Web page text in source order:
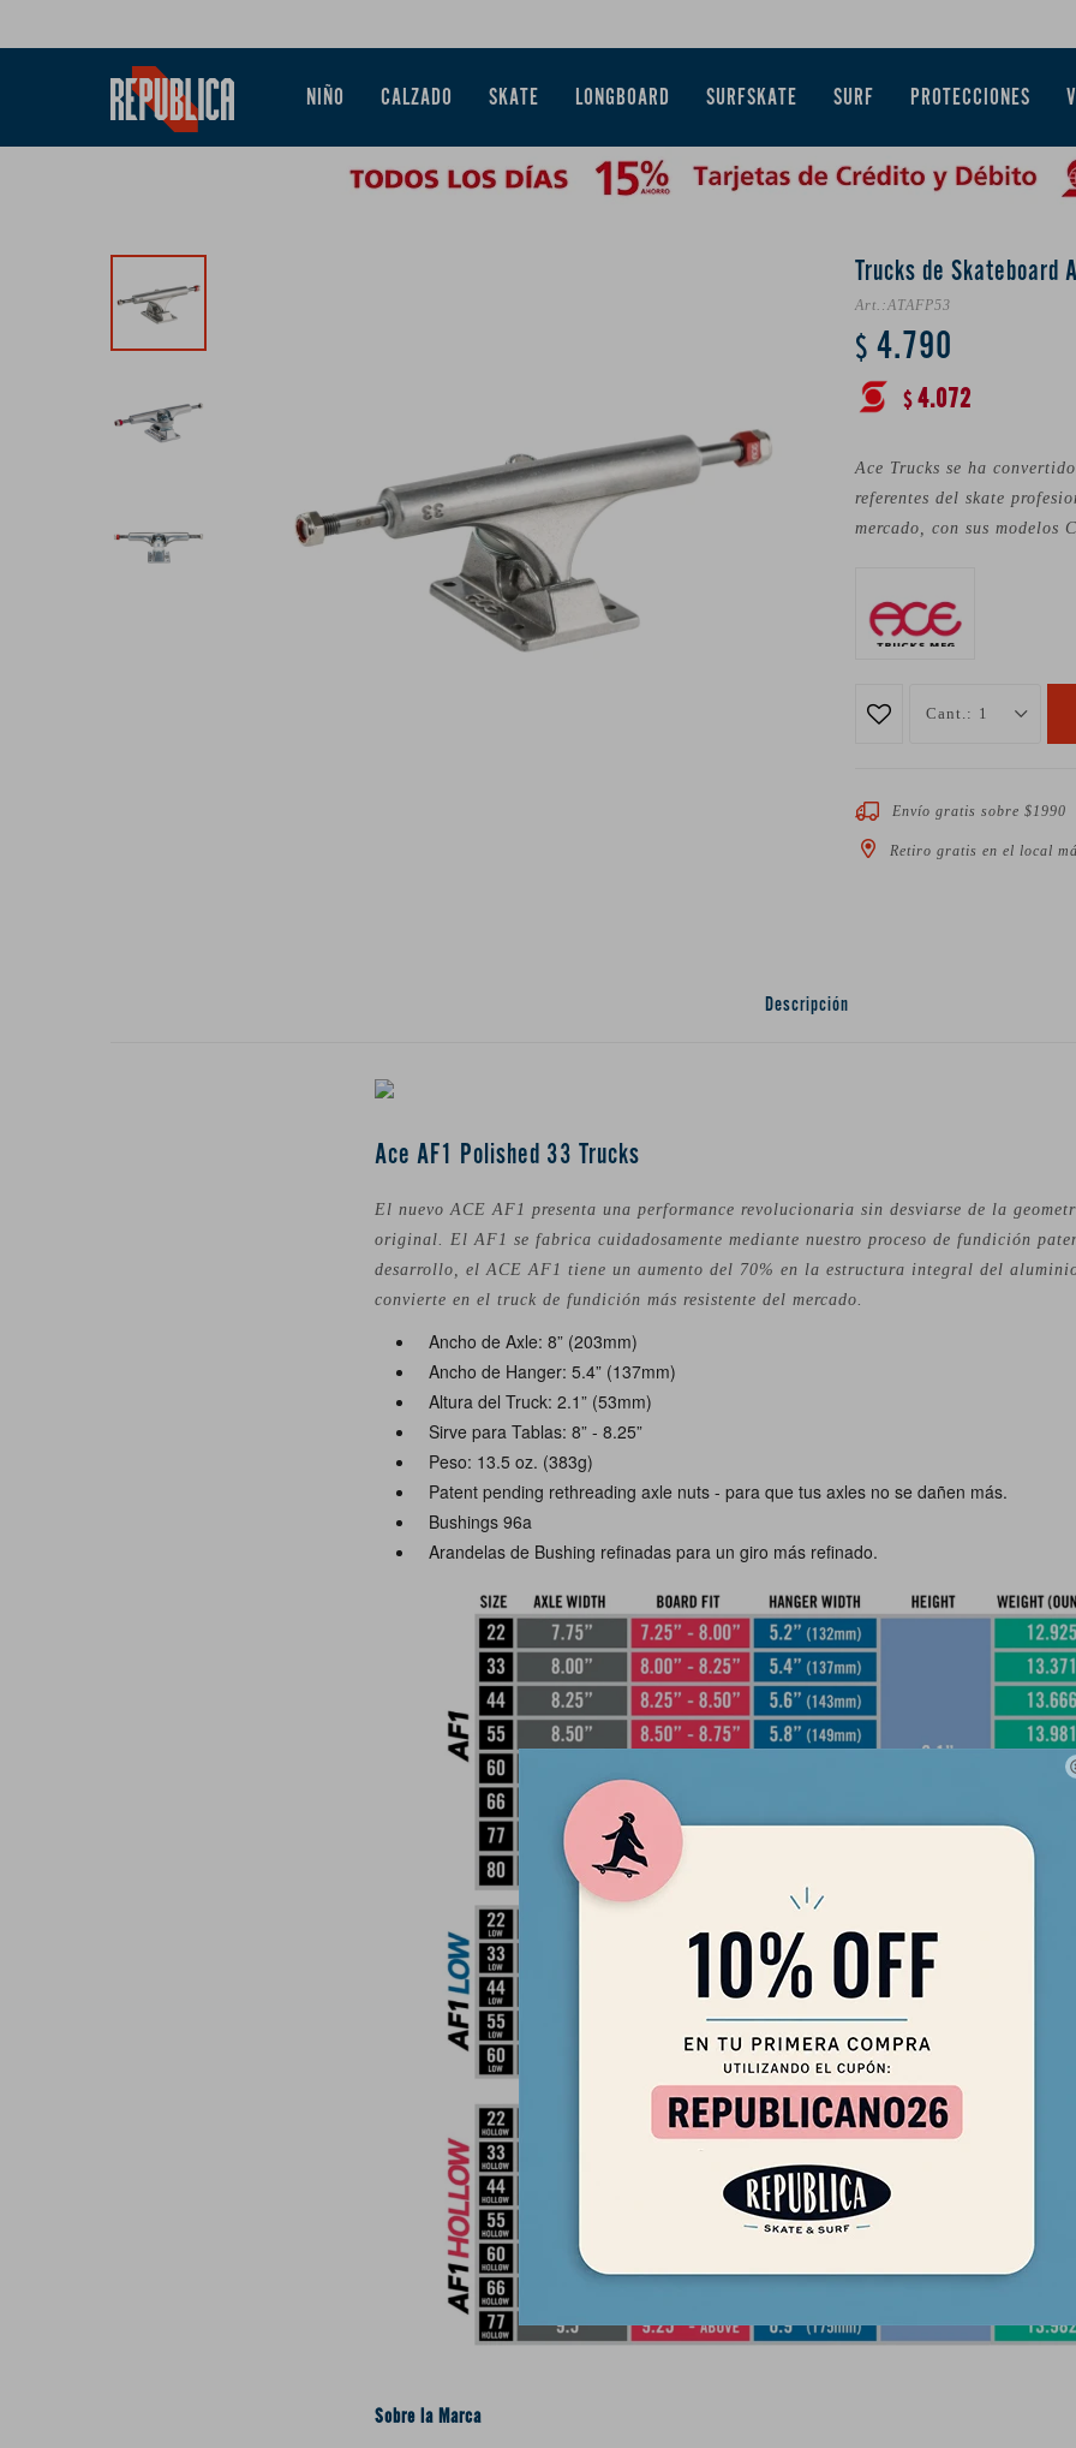
NIÑO CALZADO SKATE LONGBOARD SURFSKATE SURF PROTECCIONES
Trucks de Skateboard
ATAFP53
$ 4.790
$4.072
Ace Trucks se ha
referentes del skate
mercado, con sus modelos
1
Envío gratis sobre $1990
Retiro gratis en el local
Descripción
Ace AF1 Polished 33 Trucks
El nuevo ACE AF1 presenta una performance revolucionaria sin desviarse de la
original. El AF1 se fabrica cuidadosamente mediante nuestro proceso de fundición
desarrollo, el ACE AF1 tiene un aumento del 70% en la estructura integral del
convierte en el truck de fundición más resistente del mercado.
Ancho de Axle: 8” (203mm)
Ancho de Hanger: 5.4” (137mm)
Altura del Truck: 2.1” (53mm)
Sirve para Tablas: 8” - 8.25”
Peso: 13.5 oz. (383g)
Patent pending rethreading axle nuts - para que tus axles no se dañen más.
Bushings 96a
Arandelas de Bushing refinadas para un giro más refinado.
Sobre la Marca